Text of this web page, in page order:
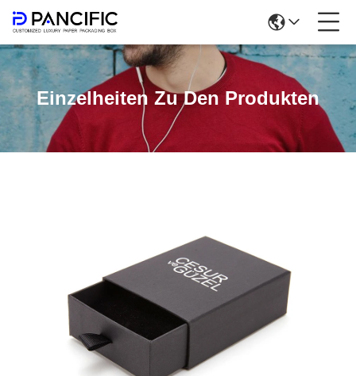
Einzelheiten Zu Den Produkten